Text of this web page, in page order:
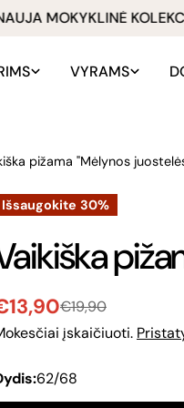
MOKYKLINĖ
VYRAMS
pižama "Mėlynos
Išsaugokite 30%
€19,90
įskaičiuoti.
62/68